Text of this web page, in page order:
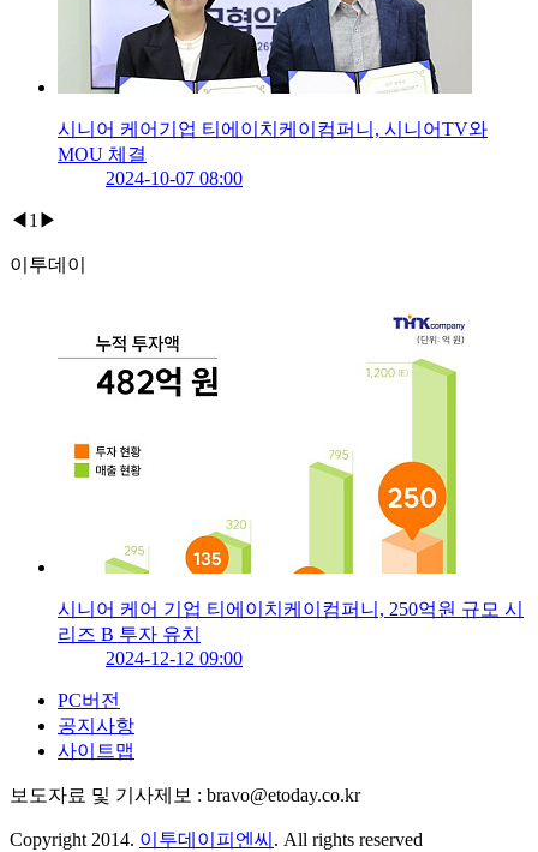
시니어 케어기업 티에이치케이컴퍼니, 시니어TV와
MOU 체결
2024-10-07 08:00
◀ 1 ▶
이투데이
시니어 케어 기업 티에이치케이컴퍼니, 250억원 규모 시
리즈 B 투자 유치
2024-12-12 09:00
PC버전
공지사항
사이트맵
보도자료 및 기사제보 : bravo@etoday.co.kr
Copyright 2014. 이투데이피엔씨 . All rights reserved